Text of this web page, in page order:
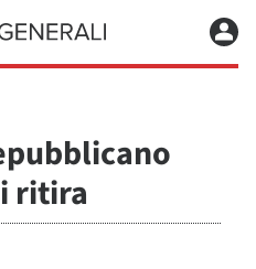
ritira